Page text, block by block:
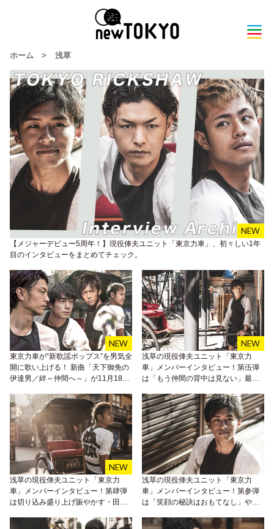
ホーム > 浅草
【メジャーデビュー5周年！】現役俥夫ユニット「東京力車」、初々しい1年
目のインタビューをまとめてチェック。
東京力車が“新歌謡ポップス”を男気全
開に歌い上げる！ 新曲「天下御免の
伊達男／絆～仲間へ～」が11月18日
浅草の現役俥夫ユニット「東京力
車」メンバーインタビュー！第伍弾
は「もう仲間の背中は見ない」最年
浅草の現役俥夫ユニット「東京力
車」メンバーインタビュー！第肆弾
は切り込み盛り上げ賑やかす・田井
浅草の現役俥夫ユニット「東京力
車」メンバーインタビュー！第参弾
は「笑顔の秘訣はおもてなし」やん
な愛。